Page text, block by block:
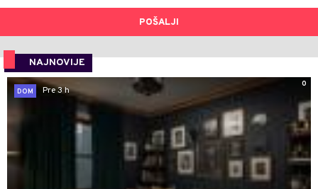
POŠALJI
NAJNOVIJE
0
DOM
Pre 3 h